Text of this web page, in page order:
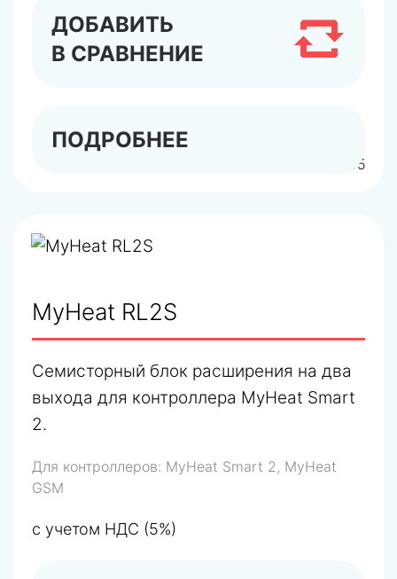
арт.6295
ДОБАВИТЬ
В СРАВНЕНИЕ
ПОДРОБНЕЕ
MyHeat RL2S
Семисторный блок расширения на два
выхода для контроллера MyHeat Smart
2.
Для контроллеров: MyHeat Smart 2, MyHeat
GSM
с учетом НДС (5%)